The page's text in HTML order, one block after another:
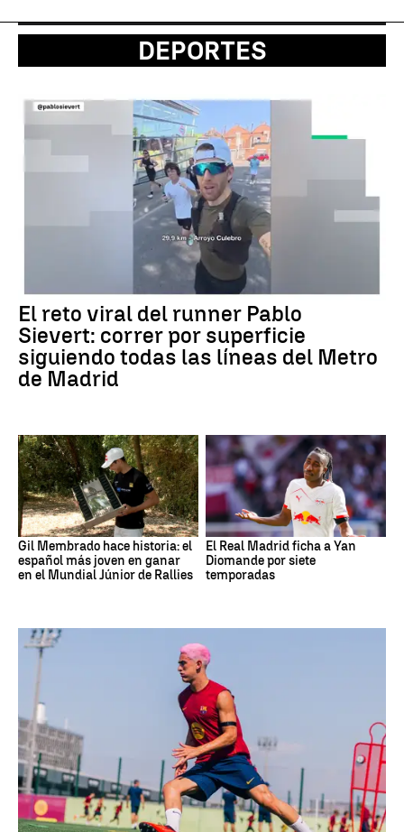
DEPORTES
El reto viral del runner Pablo
Sievert: correr por superficie
siguiendo todas las líneas del Metro
de Madrid
Gil Membrado hace historia: el
español más joven en ganar
en el Mundial Júnior de Rallies
El Real Madrid ficha a Yan
Diomande por siete
temporadas
Fútbol